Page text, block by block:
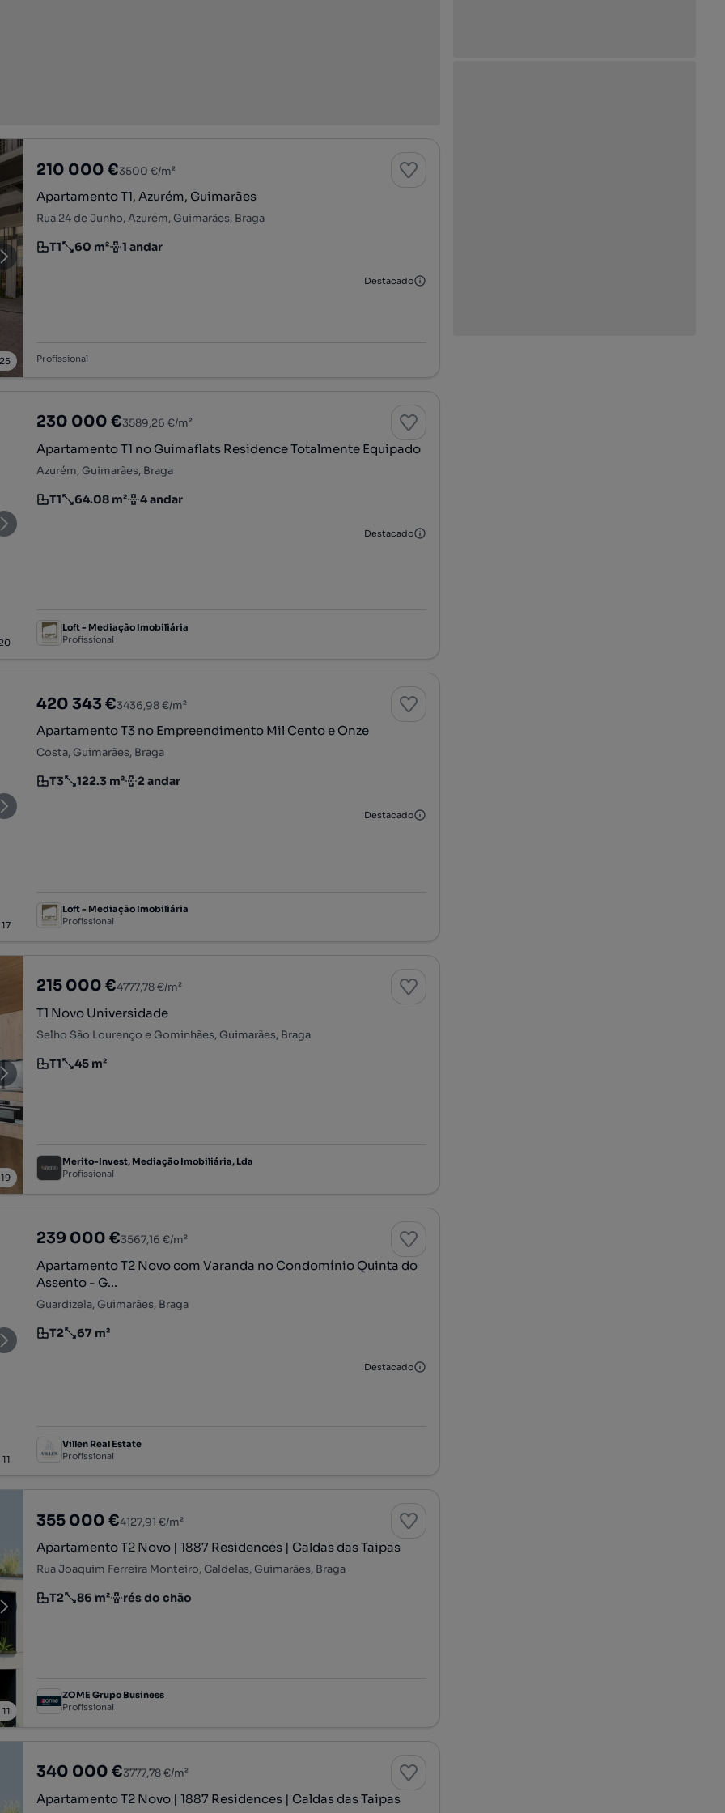
25
210 000 €3500 €/m²
Apartamento T1, Azurém, Guimarães
Rua 24 de Junho, Azurém, Guimarães, Braga
Tipologia
T1
Preço por metro quadrado
60 m²
Andar 1 andar
Destacado
Profissional
230 000 €3589,26 €/m²
Apartamento T1 no Guimaflats Residence Totalmente Equipado
Azurém, Guimarães, Braga
Tipologia
T1
Preço por metro quadrado
64.08 m²
Andar 4 andar
Destacado
Loft - Mediação Imobiliária
Profissional
17
420 343 €3436,98 €/m²
Apartamento T3 no Empreendimento Mil Cento e Onze
Costa, Guimarães, Braga
Tipologia
T3
Preço por metro quadrado
122.3 m²
Andar 2 andar
Destacado
Loft - Mediação Imobiliária
Profissional
19
215 000 €4777,78 €/m²
T1 Novo Universidade
Selho São Lourenço e Gominhães, Guimarães, Braga
Tipologia
T1
Preço por metro quadrado
45 m²
Merito-Invest, Mediação Imobiliária, Lda
Profissional
11
239 000 €3567,16 €/m²
Apartamento T2 Novo com Varanda no Condomínio Quinta do
Assento - G...
Guardizela, Guimarães, Braga
Tipologia
T2
Preço por metro quadrado
67 m²
Destacado
Villen Real Estate
Profissional
11
355 000 €4127,91 €/m²
Apartamento T2 Novo | 1887 Residences | Caldas das Taipas
Rua Joaquim Ferreira Monteiro, Caldelas, Guimarães, Braga
Tipologia
T2
Preço por metro quadrado
86 m²
Andar rés do chão
ZOME Grupo Business
Profissional
340 000 €3777,78 €/m²
Apartamento T2 Novo | 1887 Residences | Caldas das Taipas